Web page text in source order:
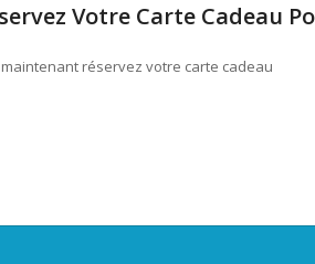
Votre Carte Cadeau
maintenant réservez votre carte cadeau